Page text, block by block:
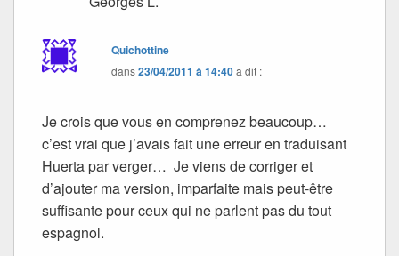
Quichottine
dans23/04/2011 à 14:40a dit :
Je crois que vous en comprenez beaucoup…
c’est vrai que j’avais fait une erreur en traduisant
Huerta par verger… Je viens de corriger et
d’ajouter ma version, imparfaite mais peut-être
suffisante pour ceux qui ne parlent pas du tout
espagnol.